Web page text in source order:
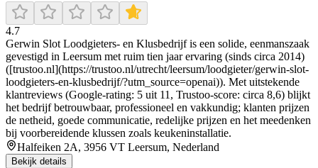
4.7
Gerwin Slot Loodgieters‑ en Klusbedrijf is een solide, eenmanszaak
gevestigd in Leersum met ruim tien jaar ervaring (sinds circa 2014)
([trustoo.nl](https://trustoo.nl/utrecht/leersum/loodgieter/gerwin-slot-
loodgieters-en-klusbedrijf/?utm_source=openai)). Met uitstekende
klantreviews (Google-rating: 5 uit 11, Trustoo-score: circa 8,6) blijkt
het bedrijf betrouwbaar, professioneel en vakkundig; klanten prijzen
de netheid, goede communicatie, redelijke prijzen en het meedenken
bij voorbereidende klussen zoals keukeninstallatie.
Halfeiken 2A, 3956 VT Leersum, Nederland
Bekijk details